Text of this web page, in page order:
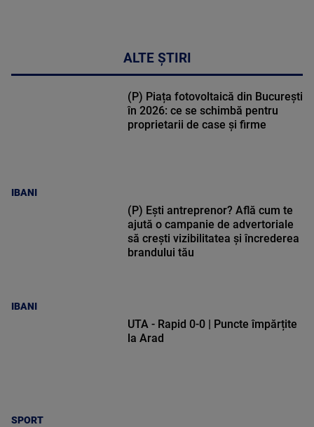
ALTE ȘTIRI
IBANI
(P) Piața fotovoltaică din București
în 2026: ce se schimbă pentru
proprietarii de case și firme
IBANI
(P) Ești antreprenor? Află cum te
ajută o campanie de advertoriale
să crești vizibilitatea și încrederea
brandului tău
SPORT
UTA - Rapid 0-0 | Puncte împărțite
la Arad